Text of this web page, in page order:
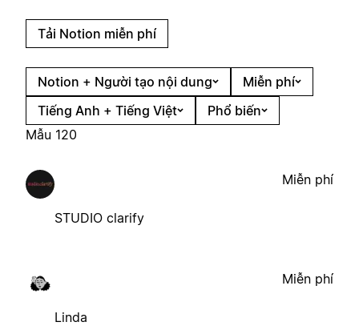
Tải Notion miễn phí
Notion + Người tạo nội dung
Miễn phí
Tiếng Anh + Tiếng Việt
Phổ biến
Mẫu 120
STUDIO clarify
Miễn phí
Linda
Miễn phí